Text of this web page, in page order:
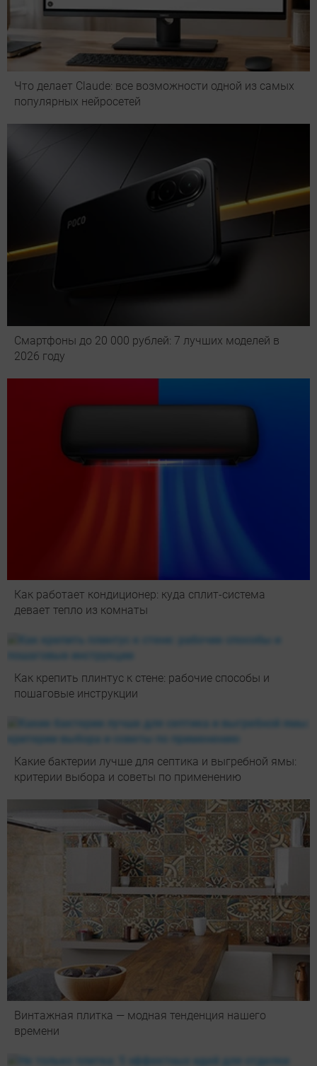
Что делает Сlaude: все возможности одной из самых
популярных нейросетей
Смартфоны до 20 000 рублей: 7 лучших моделей в
2026 году
Как работает кондиционер: куда сплит-система
девает тепло из комнаты
Как крепить плинтус к стене: рабочие способы и
пошаговые инструкции
Какие бактерии лучше для септика и выгребной ямы:
критерии выбора и советы по применению
Винтажная плитка — модная тенденция нашего
времени